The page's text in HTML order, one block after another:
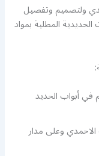
ولتصميم وتفصيل
المطلية بمواد
في أبواب الحديد
وعلى مدار